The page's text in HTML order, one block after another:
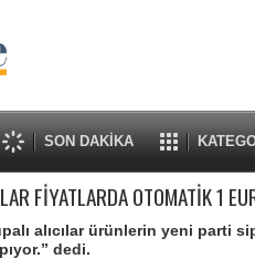
SON DAKİKA
FİYATLARDA OTOMATİK 1
alıcılar ürünlerin yeni parti
dedi.